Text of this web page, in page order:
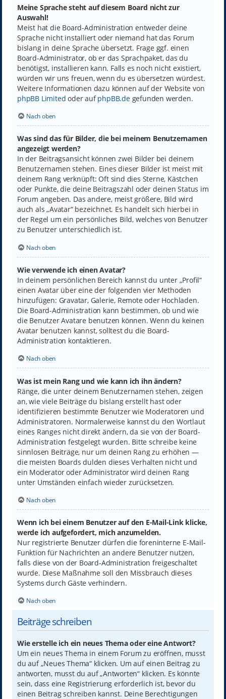
Meine Sprache steht auf diesem Board nicht zur
Auswahl!
Meist hat die Board-Administration entweder deine
Sprache nicht installiert oder niemand hat das Forum
bislang in deine Sprache übersetzt. Frage ggf. einen
Board-Administrator, ob er das Sprachpaket, das du
benötigst, installieren kann. Falls es noch nicht existiert,
würden wir uns freuen, wenn du es übersetzen würdest.
Weitere Informationen dazu können auf der Website von
phpBB Limited oder aufphpBB.degefunden werden.
Nach oben
Was sind das für Bilder, die bei meinem Benutzernamen
angezeigt werden?
In der Beitragsansicht können zwei Bilder bei deinem
Benutzernamen stehen. Eines dieser Bilder ist meist mit
deinem Rang verknüpft: Oft sind dies Sterne, Kästchen
oder Punkte, die deine Beitragszahl oder deinen Status im
Forum angeben. Das andere, meist größere, Bild wird
auch als „Avatar“ bezeichnet. Es handelt sich hierbei in
der Regel um ein persönliches Bild, welches von Benutzer
zu Benutzer unterschiedlich ist.
Nach oben
Wie verwende ich einen Avatar?
In deinem persönlichen Bereich kannst du unter „Profil“
einen Avatar über eine der folgenden vier Methoden
hinzufügen: Gravatar, Galerie, Remote oder Hochladen.
Die Board-Administration kann bestimmen, ob und wie
die Benutzer Avatare benutzen können. Wenn du keinen
Avatar benutzen kannst, solltest du die Board-
Administration kontaktieren.
Nach oben
Was ist mein Rang und wie kann ich ihn ändern?
Ränge, die unter deinem Benutzernamen stehen, zeigen
an, wie viele Beiträge du bislang erstellt hast oder
identifizieren bestimmte Benutzer wie Moderatoren und
Administratoren. Normalerweise kannst du den Wortlaut
eines Ranges nicht direkt ändern, da sie von der Board-
Administration festgelegt wurden. Bitte schreibe keine
sinnlosen Beiträge, nur um deinen Rang zu erhöhen —
die meisten Boards dulden dieses Verhalten nicht und
ein Moderator oder Administrator wird deinen Rang
unter Umständen einfach wieder zurücksetzen.
Nach oben
Wenn ich bei einem Benutzer auf den E-Mail-Link klicke,
werde ich aufgefordert, mich anzumelden.
Nur registrierte Benutzer dürfen die foreninterne E-Mail-
Funktion für Nachrichten an andere Benutzer nutzen,
falls diese von der Board-Administration freigeschaltet
wurde. Diese Maßnahme soll den Missbrauch dieses
Systems durch Gäste verhindern.
Nach oben
Beiträge schreiben
Wie erstelle ich ein neues Thema oder eine Antwort?
Um ein neues Thema in einem Forum zu eröffnen, musst
du auf „Neues Thema“ klicken. Um auf einen Beitrag zu
antworten, musst du auf „Antworten“ klicken. Es könnte
sein, dass eine Registrierung erforderlich ist, bevor du
einen Beitrag schreiben kannst. Deine Berechtigungen